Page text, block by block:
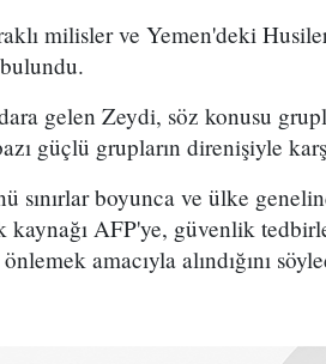
milisler ve Yemen'deki Husiler
gelen Zeydi, söz konusu
güçlü grupların direnişiyle
sınırlar boyunca ve ülke
kaynağı AFP'ye, güvenlik
amacıyla alındığını